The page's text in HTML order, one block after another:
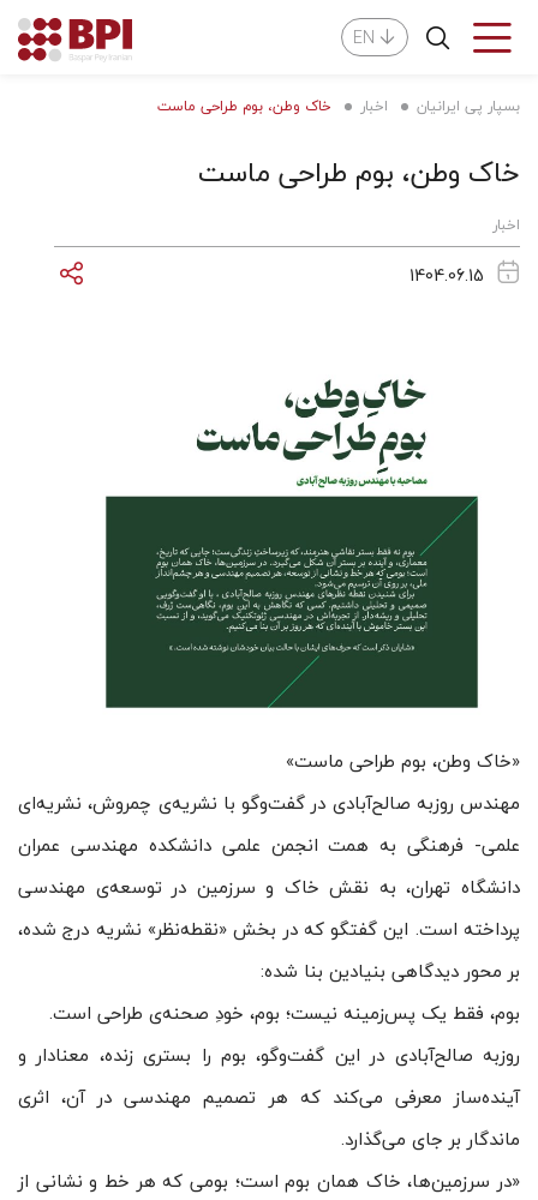
EN
بسپار پی ایرانیان اخبار خاک وطن، بوم طراحی ماست
خاک وطن، بوم طراحی ماست
اخبار
1404.06.15
«خاک وطن، بوم طراحی ماست»
مهندس روزبه صالح‌آبادی در گفت‌وگو با نشریه‌ی چمروش، نشریه‌ای
علمی- فرهنگی به همت انجمن علمی دانشکده مهندسی عمران
دانشگاه تهران، به نقش خاک و سرزمین در توسعه‌ی مهندسی
پرداخته است. این گفتگو که در بخش «نقطه‌نظر» نشریه درج شده،
بر محور دیدگاهی بنیادین بنا شده:
بوم، فقط یک پس‌زمینه نیست؛ بوم، خودِ صحنه‌ی طراحی است.
روزبه صالح‌آبادی در این گفت‌وگو، بوم را بستری زنده، معنادار و
آینده‌ساز معرفی می‌کند که هر تصمیم مهندسی در آن، اثری
ماندگار بر جای می‌گذارد.
«در سرزمین‌ها، خاک همان بوم است؛ بومی که هر خط و نشانی از